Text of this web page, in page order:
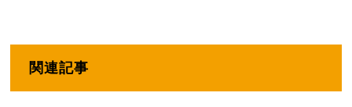
関連記事